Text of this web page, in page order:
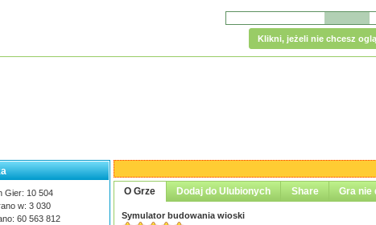
Klikni, jeżeli nie chcesz
O Grze Dodaj do Ulubionych Share Gra nie
Symulator budowania wioski
Gier: 10 504
w: 3 030
60 563 812